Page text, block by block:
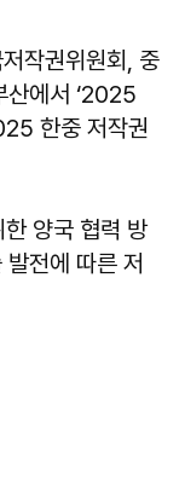
작권위원회, 중
산에서 ‘2025
한중 저작권
양국 협력 방
전에 따른 저